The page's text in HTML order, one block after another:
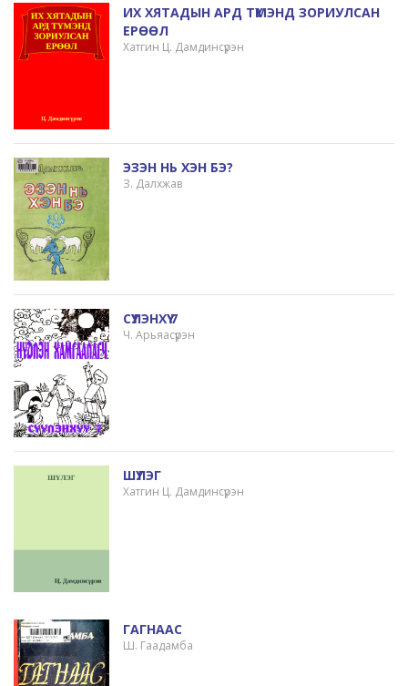
ИХ ХЯТАДЫН АРД ТҮМЭНД ЗОРИУЛСАН
ЕРӨӨЛ
Хатгин Ц. Дамдинсүрэн
ЭЗЭН НЬ ХЭН БЭ?
З. Далхжав
СҮҮЛЭНХҮҮ 7
Ч. Арьяасүрэн
ШҮЛЭГ
Хатгин Ц. Дамдинсүрэн
ГАГНААС
Ш. Гаадамба